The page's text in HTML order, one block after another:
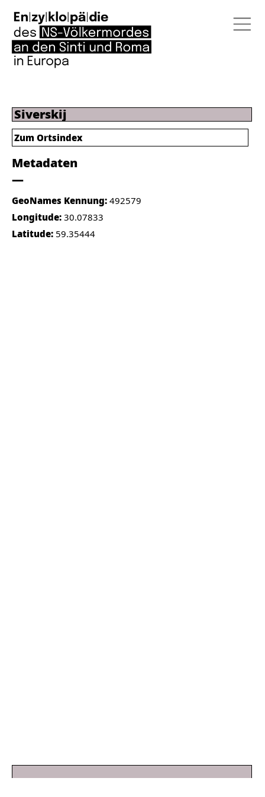
Siverskij
Metadaten
GeoNames Kennung: 492579
Longitude: 30.07833
Latitude: 59.35444
Zum Ortsindex